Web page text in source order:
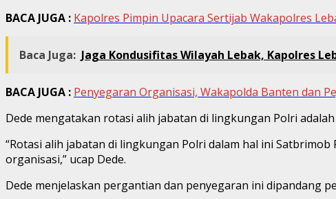
BACA JUGA : Kapolres Pimpin Upacara Sertijab Wakapolres
Baca Juga: Jaga Kondusifitas Wilayah Lebak, Kapolres
BACA JUGA : Penyegaran Organisasi, Wakapolda Banten dan
Dede mengatakan rotasi alih jabatan di lingkungan Polri
“Rotasi alih jabatan di lingkungan Polri dalam hal ini
organisasi,” ucap Dede.
Dede menjelaskan pergantian dan penyegaran ini dipandang